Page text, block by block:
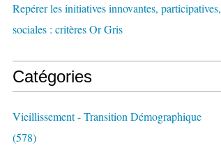
Repérer les initiatives innovantes, participatives,
sociales : critères Or Gris
Catégories
Vieillissement - Transition Démographique
(578)